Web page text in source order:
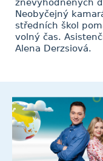
znevýhodněných
Neobyčejný
středních škol
volný čas.
Alena Derzsiová.